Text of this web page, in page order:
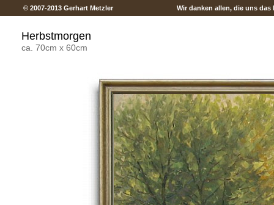
© 2007-2013 Gerhart Metzler Wir danken allen, die uns
Herbstmorgen
ca. 70cm x 60cm